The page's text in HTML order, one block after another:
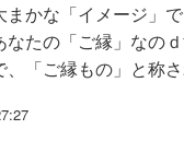
まかな「イメージ」
なたの「ご縁」なの
「ご縁もの」と称さ